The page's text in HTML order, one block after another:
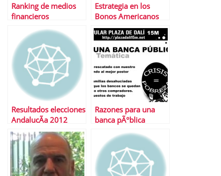
Ranking de medios
financieros
Estrategia en los
Bonos Americanos
Resultados elecciones
AndalucÃ­a 2012
Razones para una
banca pÃºblica